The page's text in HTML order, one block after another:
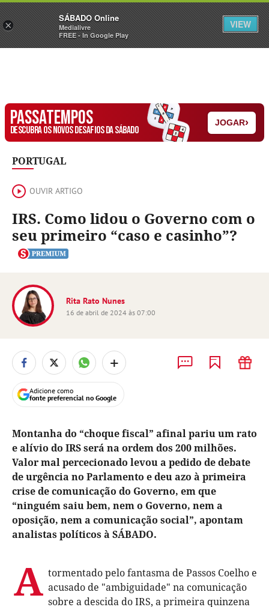
Sábado Assine Iniciar Sessão
PASSATEMPOS
DESCUBRA OS NOVOS DESAFIOS DA SÁBADO
JOGAR›
PORTUGAL
OUVIR ARTIGO
IRS. Como lidou o Governo com o
seu primeiro “caso e casinho”?
Rita Rato Nunes
16 de abril de 2024 às 07:00
+
Adicione como
fonte preferencial no Google
Montanha do “choque fiscal” afinal pariu um rato
e alívio do IRS será na ordem dos 200 milhões.
Valor mal percecionado levou a pedido de debate
de urgência no Parlamento e deu azo à primeira
crise de comunicação do Governo, em que
“ninguém saiu bem, nem o Governo, nem a
oposição, nem a comunicação social”, apontam
analistas políticos à SÁBADO.
A tormentado pelo fantasma de Passos Coelho e
acusado de "ambiguidade" na comunicação
sobre a descida do IRS, a primeira quinzena
×
SÁBADO Online
Medialivre
FREE - In Google Play
VIEW